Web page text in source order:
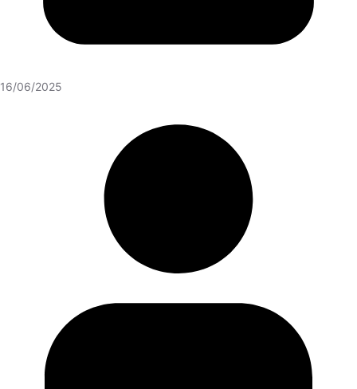
16/06/2025